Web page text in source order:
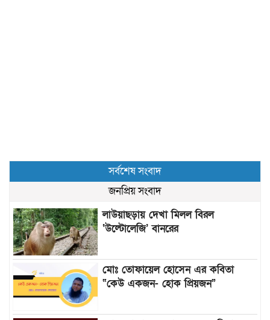
সর্বশেষ সংবাদ
জনপ্রিয় সংবাদ
লাউয়াছড়ায় দেখা মিলল বিরল
‘উল্টোলেজি’ বানরের
মোঃ তোফায়েল হোসেন এর কবিতা
“কেউ একজন- হোক প্রিয়জন”